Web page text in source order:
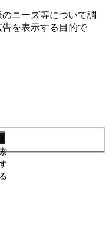
ニーズ等について調
を表⽰する⽬的で
る